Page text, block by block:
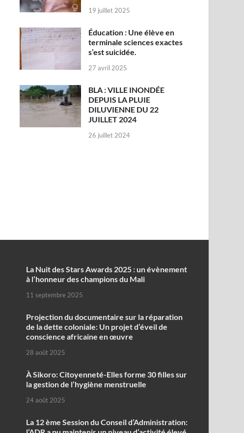
19 juillet 2025
Éducation : Une élève en
terminale sciences exactes
s’est suicidée.
27 avril 2025
BLA : VILLE INONDÉE
DEPUIS LA PLUIE
DILUVIENNE DU 22
JUILLET 2024
26 juillet 2024
‎La Nuit des Stars Awards 2025 : un évènement
à l’honneur des champions du Mali
11 septembre 2025
Projection du documentaire sur la réparation
de la dette coloniale: Un projet d’éveil de
conscience africaine en œuvre‎
28 août 2025
À Sikoro: Citoyenneté-Elles forme 30 filles sur
la gestion de l’hygiène menstruelle
24 août 2025
La 12 ème Session du Conseil d’Administration: